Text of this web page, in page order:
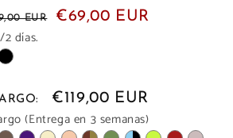
EUR €69,00 EUR
días.
€119,00 EUR
(Entrega en 3 semanas)